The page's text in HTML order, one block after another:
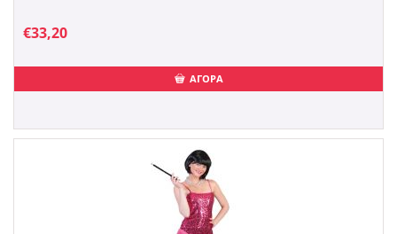
€33,20
ΑΓΟΡΑ